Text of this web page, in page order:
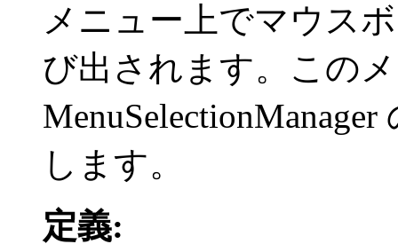
メニュー上でマウス
び出されます。この
します。
定義: